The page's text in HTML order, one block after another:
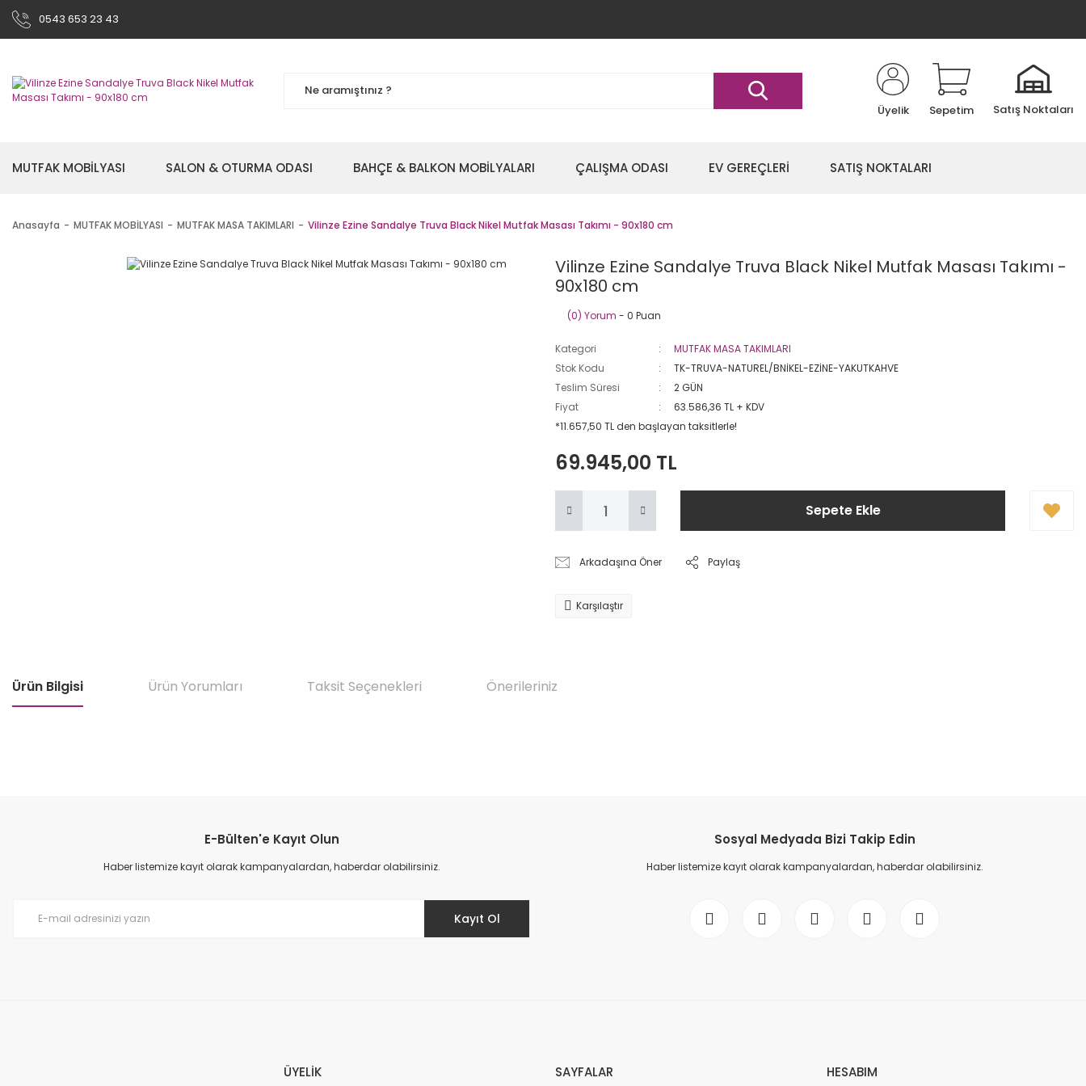
0543 653 23 43
Üyelik Sepetim Satış Noktaları
MUTFAK MOBİLYASI SALON & OTURMA ODASI BAHÇE & BALKON MOBİLYALARI ÇALIŞMA ODASI EV GEREÇLERİ SATIŞ NOKTALARI
Anasayfa MUTFAK MOBİLYASI MUTFAK MASA TAKIMLARI Vilinze Ezine Sandalye Truva Black Nikel Mutfak Masası Takımı - 90x180 cm
Vilinze Ezine Sandalye Truva Black Nikel Mutfak Masası Takımı -
90x180 cm
(0) Yorum - 0 Puan
Kategori
MUTFAK MASA TAKIMLARI
Stok Kodu
TK-TRUVA-NATUREL/BNİKEL-EZİNE-YAKUTKAHVE
Teslim Süresi
2 GÜN
Fiyat
63.586,36 TL + KDV
*11.657,50 TL den başlayan taksitlerle!
69.945,00 TL
Sepete Ekle
Arkadaşına Öner Paylaş
Karşılaştır
Ürün Bilgisi Ürün Yorumları Taksit Seçenekleri Önerileriniz
Ürün resmi kalitesiz, bozuk veya görüntülenemiyor.
Ürün açıklamasında eksik bilgiler bulunuyor.
E-Bülten'e Kayıt Olun
Haber listemize kayıt olarak kampanyalardan, haberdar olabilirsiniz.
Kayıt Ol
Sosyal Medyada Bizi Takip Edin
Haber listemize kayıt olarak kampanyalardan, haberdar olabilirsiniz.
ÜYELİK SAYFALAR HESABIM